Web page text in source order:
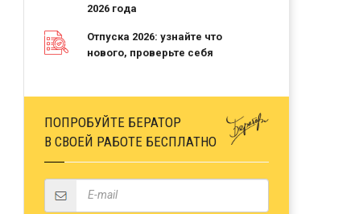
2026 года
Отпуска 2026: узнайте что
нового, проверьте себя
ПОПРОБУЙТЕ БЕРАТОР
В СВОЕЙ РАБОТЕ БЕСПЛАТНО